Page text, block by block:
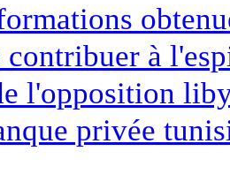
contribuer à
l'opposition
privée